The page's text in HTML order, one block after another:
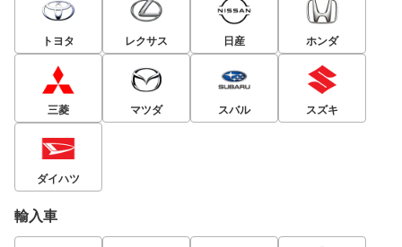
トヨタ レクサス 日産 ホンダ
三菱 マツダ スバル スズキ
ダイハツ
輸入車